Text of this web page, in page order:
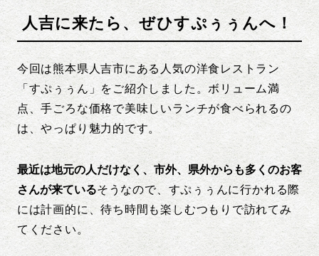
人吉に来たら、ぜひすぷぅぅんへ！
今回は熊本県人吉市にある人気の洋食レストラン
「すぷぅぅん」をご紹介しました。ボリューム満
点、手ごろな価格で美味しいランチが食べられるの
は、やっぱり魅力的です。
最近は地元の人だけなく、市外、県外からも多くのお客
さんが来ているそうなので、すぷぅぅんに行かれる際
には計画的に、待ち時間も楽しむつもりで訪れてみ
てください。